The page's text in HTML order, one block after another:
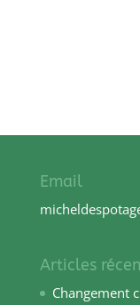
Email
Articles
Changement